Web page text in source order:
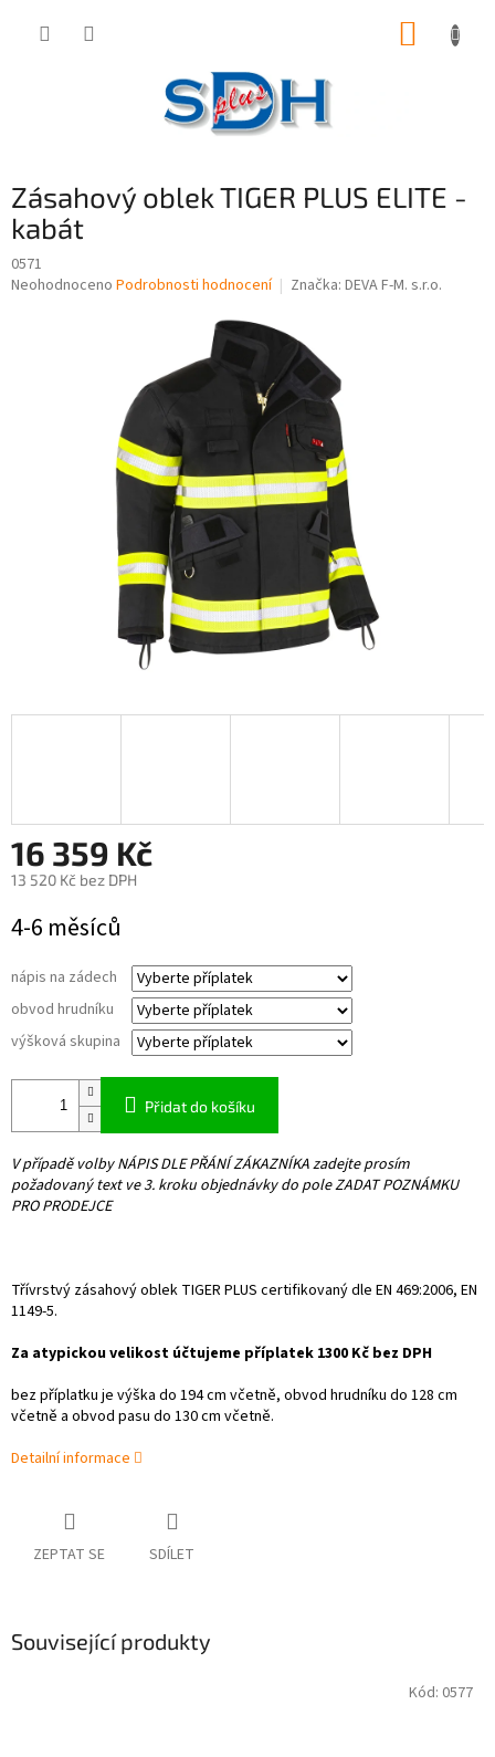
Zásahový oblek TIGER PLUS ELITE -
kabát
0571
Průměrné
Neohodnoceno Podrobnosti hodnocení Značka: DEVA F-M. s.r.o.
16 359 Kč
13 520 Kč bez DPH
cena:
4-6 měsíců
nápis na zádech
obvod hrudníku
výšková skupina
Přidat do košíku
V případě volby NÁPIS DLE PŘÁNÍ ZÁKAZNÍKA zadejte prosím
požadovaný text ve 3. kroku objednávky do pole ZADAT POZNÁMKU
PRO PRODEJCE
Třívrstvý zásahový oblek TIGER PLUS certifikovaný dle EN 469:2006, EN
1149-5.
Za atypickou velikost účtujeme příplatek 1300 Kč bez DPH
bez příplatku je výška do 194 cm včetně, obvod hrudníku do 128 cm
včetně a obvod pasu do 130 cm včetně.
Detailní informace
ZEPTAT SE SDÍLET
Související produkty
Kód: 0577